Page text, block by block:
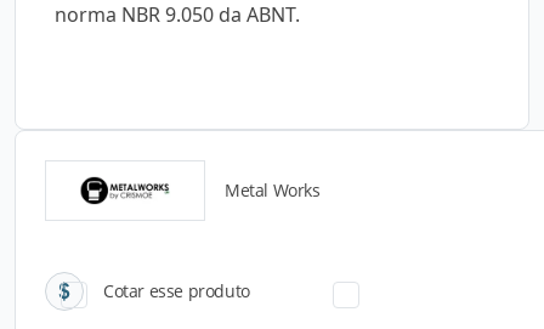
norma NBR 9.050 da ABNT.
Metal Works
Cotar esse produto
Catálogos para Download